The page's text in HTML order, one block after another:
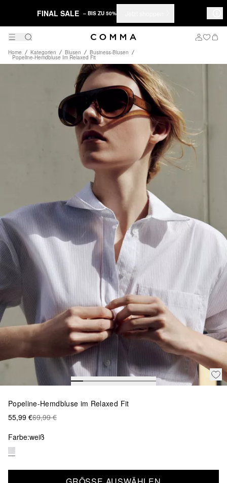
FINAL SALE – BIS ZU 50%
Home Kategorien Blusen Business-Blusen
Popeline-Hemdbluse Im Relaxed Fit
Popeline-Hemdbluse im Relaxed Fit
55,99 €69,99 €
Farbe:weiß